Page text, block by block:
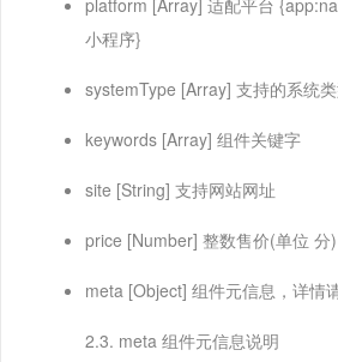
小程序}
systemType [Array] 支持的系统
keywords [Array] 组件关键字
site [String] 支持网站网址
price [Number] 整数售价(单位 分)
meta [Object] 组件元信息，详情
2.3. meta 组件元信息说明